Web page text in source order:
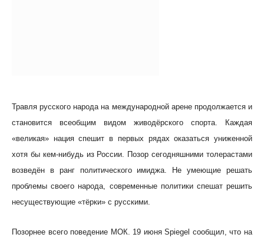
Травля русского народа на международной арене продолжается и
становится всеобщим видом живодёрского спорта. Каждая
«великая» нация спешит в первых рядах оказаться униженной
хотя бы кем-нибудь из России. Позор сегодняшними толерастами
возведён в ранг политического имиджа. Не умеющие решать
проблемы своего народа, современные политики спешат решить
несуществующие «тёрки» с русскими.
Позорнее всего поведение МОК. 19 июня Spiegel сообщил, что на